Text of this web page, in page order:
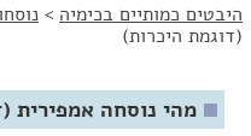
היבטים כמותיים בכימיה >
(דוגמת היכרות)
מהי נוסחה אמפירית